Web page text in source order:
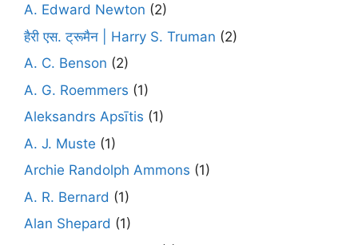
A. Edward Newton (2)
हैरी एस. ट्रूमैन | Harry S. Truman (2)
A. C. Benson (2)
A. G. Roemmers (1)
Aleksandrs Apsītis (1)
A. J. Muste (1)
Archie Randolph Ammons (1)
A. R. Bernard (1)
Alan Shepard (1)